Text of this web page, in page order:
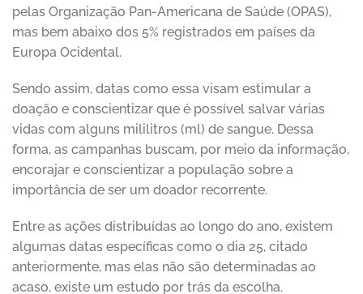
pelas Organização Pan-Americana de Saúde (OPAS),
mas bem abaixo dos 5% registrados em países da
Europa Ocidental.
Sendo assim, datas como essa visam estimular a
doação e conscientizar que é possível salvar várias
vidas com alguns mililitros (ml) de sangue. Dessa
forma, as campanhas buscam, por meio da informação,
encorajar e conscientizar a população sobre a
importância de ser um doador recorrente.
Entre as ações distribuídas ao longo do ano, existem
algumas datas específicas como o dia 25, citado
anteriormente, mas elas não são determinadas ao
acaso, existe um estudo por trás da escolha.